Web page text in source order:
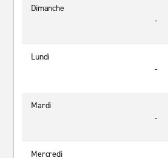
Dimanche
-
Lundi
-
Mardi
-
Mercredi